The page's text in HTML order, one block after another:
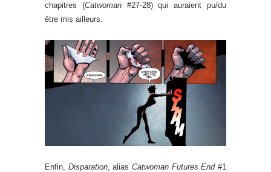
chapitres (Catwoman#27-28) qui auraient pu/du
être mis ailleurs.
Enfin, Disparation, aliasCatwoman Futures End#1